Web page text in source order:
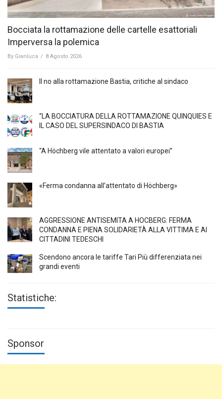
Bocciata la rottamazione delle cartelle esattoriali
Imperversa la polemica
By Gianluca / 8 Agosto 2026
Il no alla rottamazione Bastia, critiche al sindaco
“LA BOCCIATURA DELLA ROTTAMAZIONE QUINQUIES E
IL CASO DEL SUPERSINDACO DI BASTIA
“A Höchberg vile attentato a valori europei”
«Ferma condanna all’attentato di Höchberg»
AGGRESSIONE ANTISEMITA A HÖCBERG: FERMA
CONDANNA E PIENA SOLIDARIETÀ ALLA VITTIMA E AI
CITTADINI TEDESCHI
Scendono ancora le tariffe Tari Più differenziata nei
grandi eventi
Statistiche:
Sponsor